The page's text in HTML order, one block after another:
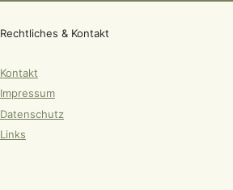
Rechtliches & Kontakt
Kontakt
Impressum
Datenschutz
Links